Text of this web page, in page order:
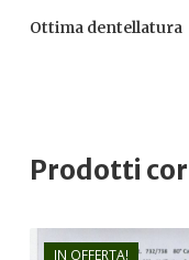
Ottima dentellatura
Prodotti
IN OFFERTA!